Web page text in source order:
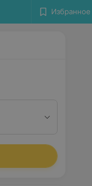
Избранное